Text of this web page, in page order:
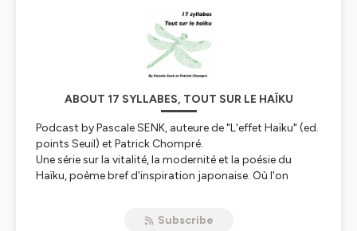
ABOUT 17 SYLLABES, TOUT SUR LE HAÏKU
Podcast by Pascale SENK, auteure de "L'effet Haïku" (ed.
points Seuil) et Patrick Chompré.
Une série sur la vitalité, la modernité et la poésie du
Haïku, poème bref d'inspiration japonaise. Où l'on
très démocratique dans le monde. Interviews de
Subscribe